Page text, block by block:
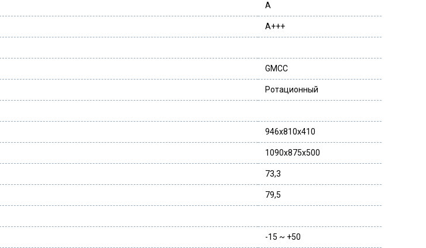
A
A+++
GMCC
Ротационный
946x810x410
1090x875x500
73,3
79,5
-15 ~ +50